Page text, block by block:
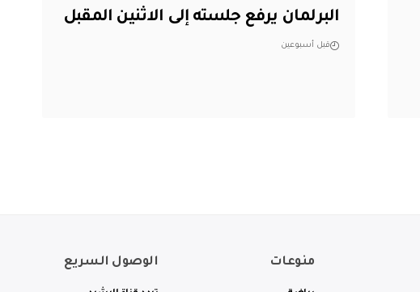
البرلمان يرفع جلسته إلى الاثنين المقبل
قبل أسبوعين
منوعات الوصول السريع